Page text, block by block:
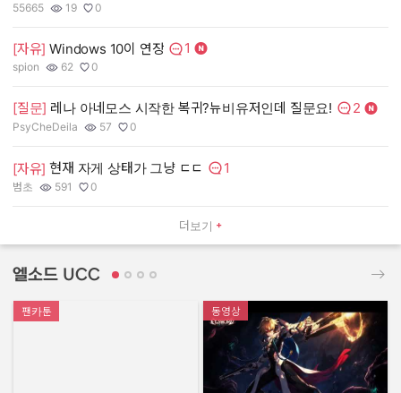
더보기
작성자:
55665
조회수:
19
추천수:
0
[자유] Windows 10이 연장 댓글수:
1
작성자:
spion
조회수:
62
추천수:
0
[질문] 레나 아네모스 시작한 복귀?뉴비유저인데 질문요! 댓글수:
2
작성자:
PsyCheDeila
조회수:
57
추천수:
0
[자유] 현재 자게 상태가 그냥 ㄷㄷ 댓글수:
1
작성자:
범초
조회수:
591
추천수:
0
엘소드 UCC
팬카툰 동영상